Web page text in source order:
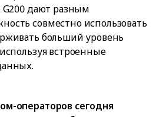
G200 дают разным
совместно использовать
больший уровень
встроенные
операторов сегодня